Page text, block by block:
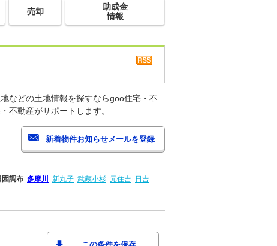
売却
助成金
情報
などの土地情報を探すならgoo住宅・不
不動産がサポートします。
園調布 多摩川 新丸子 武蔵小杉 元住吉 日吉